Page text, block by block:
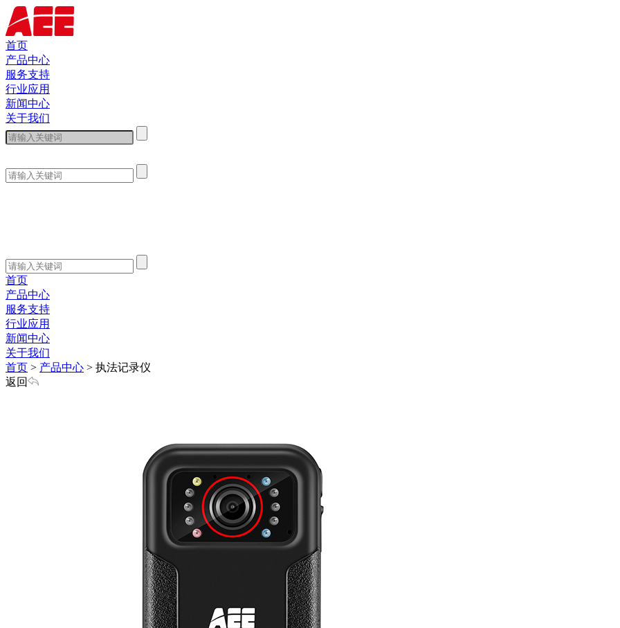
首页
产品中心
服务支持
行业应用
新闻中心
关于我们
首页
产品中心
服务支持
行业应用
新闻中心
关于我们
首页 > 产品中心 > 执法记录仪
返回